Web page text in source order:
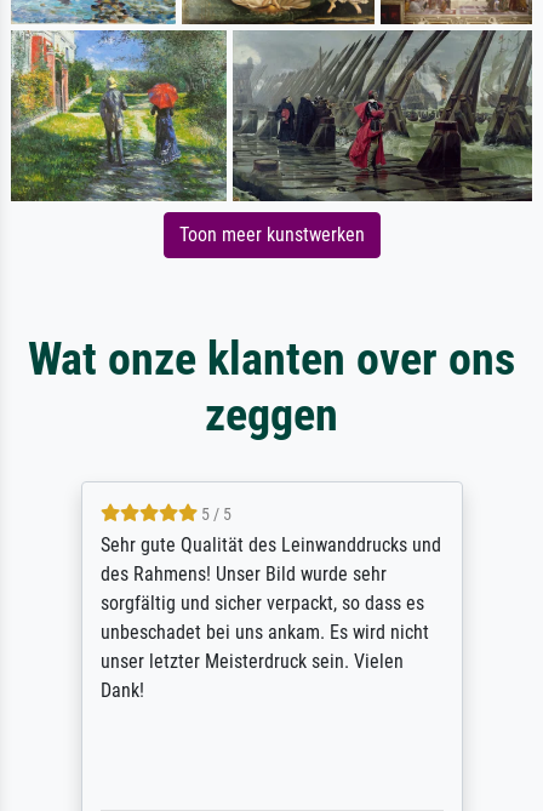
Toon meer kunstwerken
Wat onze klanten over ons
zeggen
5 / 5
Sehr gute Qualität des Leinwanddrucks und
des Rahmens! Unser Bild wurde sehr
sorgfältig und sicher verpackt, so dass es
unbeschadet bei uns ankam. Es wird nicht
unser letzter Meisterdruck sein. Vielen
Dank!